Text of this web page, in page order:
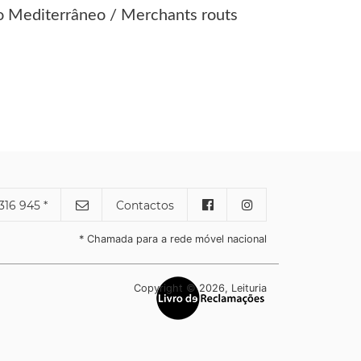
Mediterrâneo / Merchants routs
945 * Contactos
* Chamada para a rede móvel nacional
Copyright © 2026, Leituria